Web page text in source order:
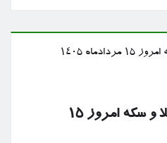
قیمت بازگشایی بازار طلا و سکه امروز ۱۵